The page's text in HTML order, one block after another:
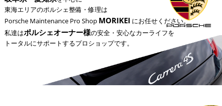
東海エリアのポルシェ整備・修理は
Porsche Maintenance Pro Shop MORIKEI にお任せください。
私達はポルシェオーナー様の安全・安心なカーライフを
トータルにサポートするプロショップです。